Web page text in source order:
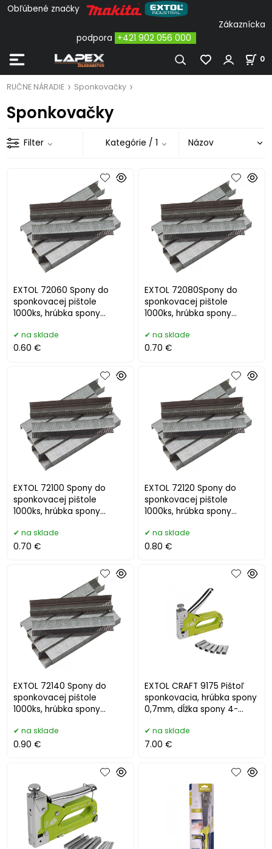
Obľúbené značky
Zákaznícka
podpora +421 902 056 000
0
RUČNE NÁRADIE Sponkovačky
Sponkovačky
Filter Kategórie / 1
EXTOL 72060 Spony do
sponkovacej pištole
1000ks, hrúbka spony
na sklade
0.60 €
EXTOL 72080Spony do
sponkovacej pištole
1000ks, hrúbka spony
na sklade
0.70 €
EXTOL 72100 Spony do
sponkovacej pištole
1000ks, hrúbka spony
na sklade
0.70 €
EXTOL 72120 Spony do
sponkovacej pištole
1000ks, hrúbka spony
na sklade
0.80 €
EXTOL 72140 Spony do
sponkovacej pištole
1000ks, hrúbka spony
na sklade
0.90 €
EXTOL CRAFT 9175 Pištoľ
sponkovacia, hrúbka spony
0,7mm, dĺžka spony 4-
na sklade
7.00 €